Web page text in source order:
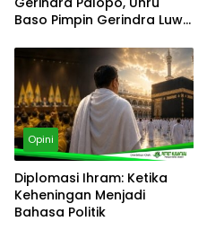
Baso Pimpin Gerindra Luwu
Opini
Diplomasi Ihram: Ketika
Keheningan Menjadi
Bahasa Politik